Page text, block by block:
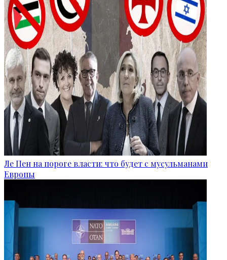
Ле Пен на пороге власти: что будет с мусульманами
Европы